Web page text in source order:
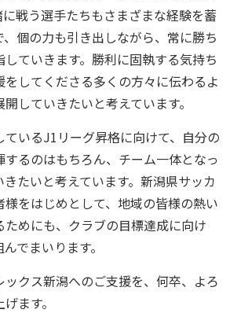
に戦う選手たちもさまざまな経験を蓄
、個の力も引き出しながら、常に勝ち
ていきます。勝利に固執する気持ち
してくださる多くの方々に伝わるよ
していきたいと考えています。
いるJ1リーグ昇格に向けて、自分の
するのはもちろん、チーム一体となっ
たいと考えています。新潟県サッカ
様をはじめとして、地域の皆様の熱い
ためにも、クラブの目標達成に向け
でまいります。
クス新潟へのご支援を、何卒、よろ
ます。